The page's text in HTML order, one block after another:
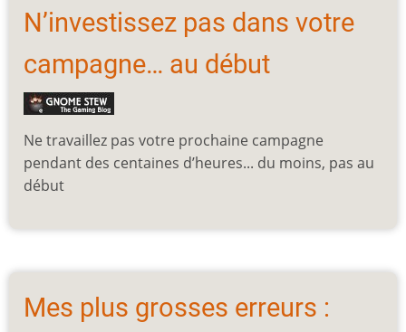
N’investissez pas dans votre
campagne… au début
Ne travaillez pas votre prochaine campagne
pendant des centaines d’heures... du moins, pas au
début
Mes plus grosses erreurs :